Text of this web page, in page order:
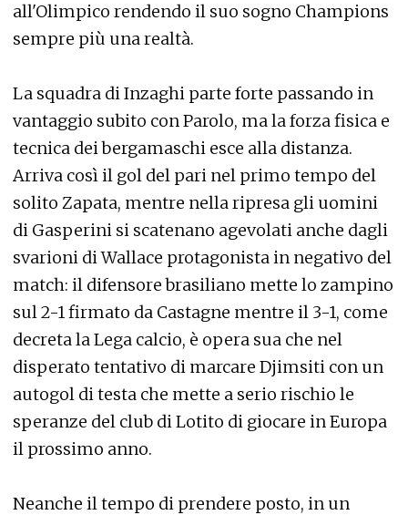
all'Olimpico rendendo il suo sogno Champions
sempre più una realtà.
La squadra di Inzaghi parte forte passando in
vantaggio subito con Parolo, ma la forza fisica e
tecnica dei bergamaschi esce alla distanza.
Arriva così il gol del pari nel primo tempo del
solito Zapata, mentre nella ripresa gli uomini
di Gasperini si scatenano agevolati anche dagli
svarioni di Wallace protagonista in negativo del
match: il difensore brasiliano mette lo zampino
sul 2-1 firmato da Castagne mentre il 3-1, come
decreta la Lega calcio, è opera sua che nel
disperato tentativo di marcare Djimsiti con un
autogol di testa che mette a serio rischio le
speranze del club di Lotito di giocare in Europa
il prossimo anno.
Neanche il tempo di prendere posto, in un